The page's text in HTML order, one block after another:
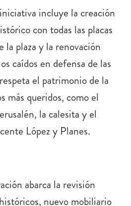
incluye la creación
con todas las placas
la plaza y la renovación
caídos en defensa de las
el patrimonio de la
más queridos, como el
la calesita y el
López y Planes.
abarca la revisión
nuevo mobiliario